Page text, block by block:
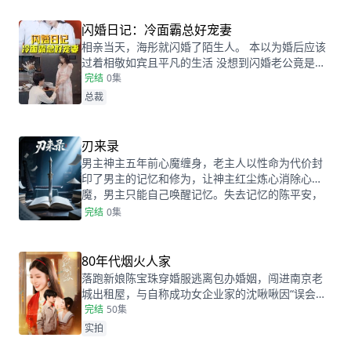
闪婚日记：冷面霸总好宠妻
相亲当天，海彤就闪婚了陌生人。 本以为婚后应该
过着相敬如宾且平凡的生活 没想到闪婚老公竟是个
粘人的牛皮糖。 最让她惊讶的是，每次她面临困
境，他一出面，所有的事情都能迎刃而解。 等到她
亿首富竟然和她老公长得一模一样。 他宠妻成狂，
宠的就是她呀！
完结 0集
总裁
刃来录
男主神主五年前心魔缠身，老主人以性命为代价封
印了男主的记忆和修为，让神主红尘炼心消除心
魔，男主只能自己唤醒记忆。失去记忆的陈平安，
鸿运当头，成为小小婿，身份揭露后，新婚妻子悔
完结 0集
80年代烟火人家
落跑新娘陈宝珠穿婚服逃离包办婚姻，闯进南京老
城出租屋，与自称成功女企业家的沈啾啾因“误会开
场”争执，后发现被房东一房二租。无奈之下，两个
天差地别的女人开启同居生活。面对困境与压力，
完结 50集
实拍